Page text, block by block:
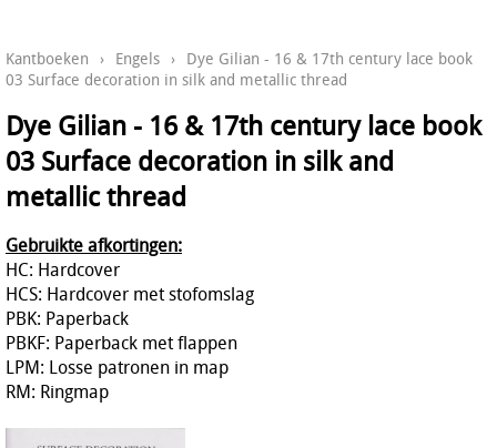
Kantboeken › Engels › Dye Gilian - 16 & 17th century lace book
03 Surface decoration in silk and metallic thread
Dye Gilian - 16 & 17th century lace book
03 Surface decoration in silk and
metallic thread
Gebruikte afkortingen:
HC: Hardcover
HCS: Hardcover met stofomslag
PBK: Paperback
PBKF: Paperback met flappen
LPM: Losse patronen in map
RM: Ringmap